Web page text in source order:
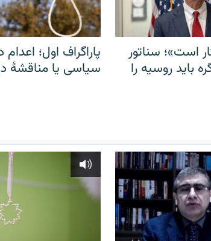
است»؛ سناتور
باید روسیه را
پاراگراف اول؛ اعدام
سیاسی یا مناقشهٔ